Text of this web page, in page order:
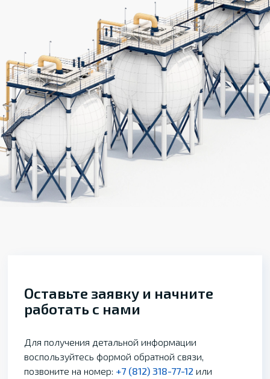
Оставьте заявку и начните
работать с нами
Для получения детальной информации
воспользуйтесь формой обратной связи,
позвоните на номер: +7 (812) 318-77-12 или